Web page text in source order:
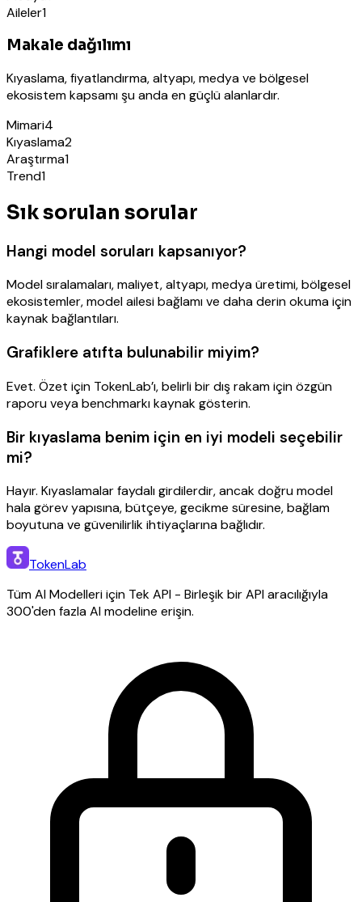
Aileler1
Makale dağılımı
Kıyaslama, fiyatlandırma, altyapı, medya ve bölgesel
ekosistem kapsamı şu anda en güçlü alanlardır.
Mimari4
Kıyaslama2
Araştırma1
Trend1
Sık sorulan sorular
Hangi model soruları kapsanıyor?
Model sıralamaları, maliyet, altyapı, medya üretimi, bölgesel
ekosistemler, model ailesi bağlamı ve daha derin okuma için
kaynak bağlantıları.
Grafiklere atıfta bulunabilir miyim?
Evet. Özet için TokenLab’ı, belirli bir dış rakam için özgün
raporu veya benchmarkı kaynak gösterin.
Bir kıyaslama benim için en iyi modeli seçebilir
mi?
Hayır. Kıyaslamalar faydalı girdilerdir, ancak doğru model
hala görev yapısına, bütçeye, gecikme süresine, bağlam
boyutuna ve güvenilirlik ihtiyaçlarına bağlıdır.
TokenLab
Tüm AI Modelleri için Tek API - Birleşik bir API aracılığıyla
300'den fazla AI modeline erişin.